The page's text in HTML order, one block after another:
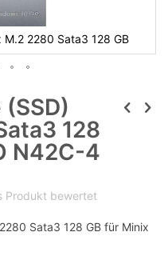
M.2 2280 Sata3 128 GB
128
N42C-4
Produkt bewertet
Sata3 128 GB für Minix